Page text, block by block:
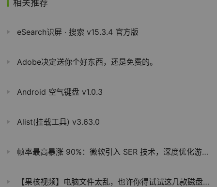
相关推荐
eSearch识屏 · 搜索 v15.3.4 官方版
Adobe决定送你个好东西，还是免费的。
Android 空气键盘 v1.0.3
Alist(挂载工具) v3.63.0
帧率最高暴涨 90%：微软引入 SER 技术，深度优化游戏光线追踪性能
【果核视频】电脑文件太乱，也许你得试试这几款磁盘分析软件